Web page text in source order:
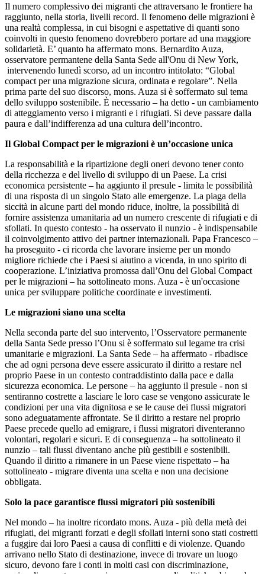
Il numero complessivo dei migranti che attraversano le frontiere ha
raggiunto, nella storia, livelli record. Il fenomeno delle migrazioni è
una realtà complessa, in cui bisogni e aspettative di quanti sono
coinvolti in questo fenomeno dovrebbero portare ad una maggiore
solidarietà. E’ quanto ha affermato mons. Bernardito Auza,
osservatore permantene della Santa Sede all'Onu di New York,
intervenendo lunedì scorso, ad un incontro intitolato: “Global
compact per una migrazione sicura, ordinata e regolare”. Nella
prima parte del suo discorso, mons. Auza si è soffermato sul tema
dello sviluppo sostenibile. È necessario – ha detto - un cambiamento
di atteggiamento verso i migranti e i rifugiati. Si deve passare dalla
paura e dall’indifferenza ad una cultura dell’incontro.
Il Global Compact per le migrazioni è un’occasione unica
La responsabilità e la ripartizione degli oneri devono tener conto
della ricchezza e del livello di sviluppo di un Paese. La crisi
economica persistente – ha aggiunto il presule - limita le possibilità
di una risposta di un singolo Stato alle emergenze. La piaga della
siccità in alcune parti del mondo riduce, inoltre, la possibilità di
fornire assistenza umanitaria ad un numero crescente di rifugiati e di
sfollati. In questo contesto - ha osservato il nunzio - è indispensabile
il coinvolgimento attivo dei partner internazionali. Papa Francesco –
ha proseguito - ci ricorda che lavorare insieme per un mondo
migliore richiede che i Paesi si aiutino a vicenda, in uno spirito di
cooperazione. L’iniziativa promossa dall’Onu del Global Compact
per le migrazioni – ha sottolineato mons. Auza - è un'occasione
unica per sviluppare politiche coordinate e investimenti.
Le migrazioni siano una scelta
Nella seconda parte del suo intervento, l’Osservatore permanente
della Santa Sede presso l’Onu si è soffermato sul legame tra crisi
umanitarie e migrazioni. La Santa Sede – ha affermato - ribadisce
che ad ogni persona deve essere assicurato il diritto a restare nel
proprio Paese in un contesto contraddistinto dalla pace e dalla
sicurezza economica. Le persone – ha aggiunto il presule - non si
sentiranno costrette a lasciare le loro case se vengono assicurate le
condizioni per una vita dignitosa e se le cause dei flussi migratori
sono adeguatamente affrontate. Se il diritto a restare nel proprio
Paese precede quello ad emigrare, i flussi migratori diventeranno
volontari, regolari e sicuri. E di conseguenza – ha sottolineato il
nunzio – tali flussi diventano anche più gestibili e sostenibili.
Quando il diritto a rimanere in un Paese viene rispettato – ha
sottolineato - migrare diventa una scelta e non una decisione
obbligata.
Solo la pace garantisce flussi migratori più sostenibili
Nel mondo – ha inoltre ricordato mons. Auza - più della metà dei
rifugiati, dei migranti forzati e degli sfollati interni sono stati costretti
a fuggire dai loro Paesi a causa di conflitti e di violenze. Quando
arrivano nello Stato di destinazione, invece di trovare un luogo
sicuro, devono fare i conti in molti casi con discriminazione,